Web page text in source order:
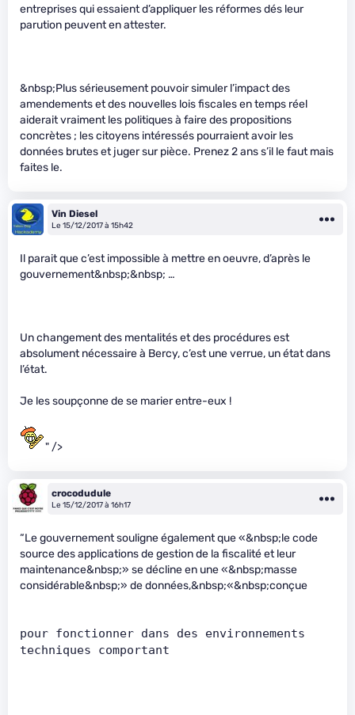
entreprises qui essaient d’appliquer les réformes dés leur
parution peuvent en attester.
&nbsp;Plus sérieusement pouvoir simuler l’impact des
amendements et des nouvelles lois fiscales en temps réel
aiderait vraiment les politiques à faire des propositions
concrètes ; les citoyens intéressés pourraient avoir les
données brutes et juger sur pièce. Prenez 2 ans s’il le faut mais
faites le.
Vin Diesel
Le 15/12/2017 à 15h42
Il parait que c’est impossible à mettre en oeuvre, d’après le
gouvernement&nbsp;&nbsp; …
Un changement des mentalités et des procédures est
absolument nécessaire à Bercy, c’est une verrue, un état dans
l’état.
Je les soupçonne de se marier entre-eux !
" />
crocodudule
Le 15/12/2017 à 16h17
“Le gouvernement souligne également que «&nbsp;le code
source des applications de gestion de la fiscalité et leur
maintenance&nbsp;» se décline en une «&nbsp;masse
considérable&nbsp;» de données,&nbsp;«&nbsp;conçue
pour fonctionner dans des environnements
techniques comportant